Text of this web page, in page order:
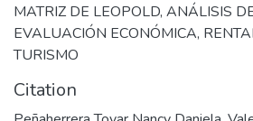
MATRIZ DE LEOPOLD, ANÁLISIS
EVALUACIÓN ECONÓMICA,
TURISMO
Citation